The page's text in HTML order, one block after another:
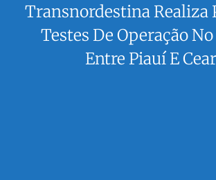
Transnordestina Realiza
Testes De Operação
Entre Piauí E